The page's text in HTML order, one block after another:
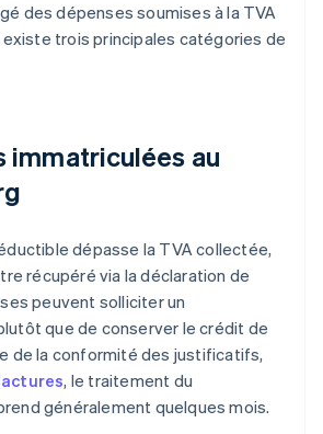
des dépenses soumises à la TVA
existe trois principales catégories de
immatriculées au
dépasse la TVA collectée,
récupéré via la déclaration de
peuvent solliciter un
que de conserver le crédit de
de la conformité des justificatifs,
, le traitement du
généralement quelques mois.